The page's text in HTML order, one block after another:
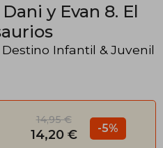
y Evan 8. El
Destino Infantil & Juvenil
14,95 €
14,20 € -5%